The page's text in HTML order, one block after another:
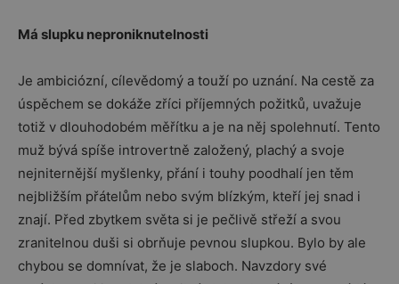
Má slupku neproniknutelnosti
Je ambiciózní, cílevědomý a touží po uznání. Na cestě za
úspěchem se dokáže zříci příjemných požitků, uvažuje
totiž v dlouhodobém měřítku a je na něj spolehnutí. Tento
muž bývá spíše introvertně založený, plachý a svoje
nejniternější myšlenky, přání i touhy poodhalí jen těm
nejbližším přátelům nebo svým blízkým, kteří jej snad i
znají. Před zbytkem světa si je pečlivě střeží a svou
zranitelnou duši si obrňuje pevnou slupkou. Bylo by ale
chybou se domnívat, že je slaboch. Navzdory své